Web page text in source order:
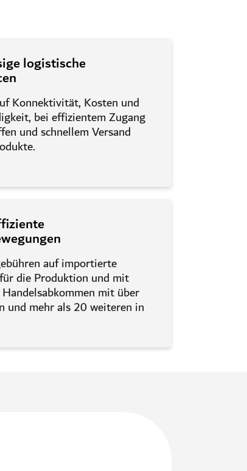
logistische
Konnektivität, Kosten und
bei effizientem Zugang
und schnellem Versand
auf importierte
die Produktion und mit
mit über
und mehr als 20 weiteren in